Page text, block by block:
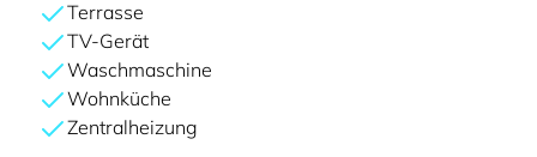
Terrasse
TV-Gerät
Waschmaschine
Wohnküche
Zentralheizung